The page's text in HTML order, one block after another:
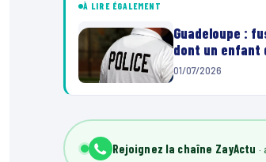
À LIRE ÉGALEMENT
Guadeloupe :
dont un enfant
01/07/2026
Rejoignez la chaîne ZayActu